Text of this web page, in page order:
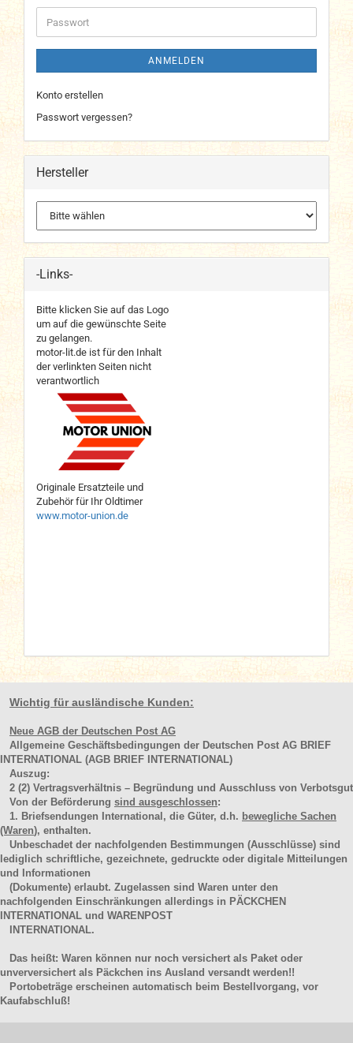
Adresse
Passwort
ANMELDEN
Konto erstellen
Passwort vergessen?
Hersteller
-Links-
Bitte klicken Sie auf das Logo
um auf die gewünschte Seite
zu gelangen.
motor-lit.de ist für den Inhalt
der verlinkten Seiten nicht
verantwortlich
Originale Ersatzteile und
Zubehör für Ihr Oldtimer
www.motor-union.de
Wichtig für ausländische Kunden:
Neue AGB der Deutschen Post AG
Allgemeine Geschäftsbedingungen der Deutschen Post AG BRIEF
INTERNATIONAL (AGB BRIEF INTERNATIONAL)
Auszug:
2 (2) Vertragsverhältnis – Begründung und Ausschluss von Verbotsgut
Von der Beförderung sind ausgeschlossen:
1. Briefsendungen International, die Güter, d.h. bewegliche Sachen
(Waren), enthalten.
Unbeschadet der nachfolgenden Bestimmungen (Ausschlüsse) sind
lediglich schriftliche, gezeichnete, gedruckte oder digitale Mitteilungen
und Informationen
(Dokumente) erlaubt. Zugelassen sind Waren unter den
nachfolgenden Einschränkungen allerdings in PÄCKCHEN
INTERNATIONAL und WARENPOST
INTERNATIONAL.
Das heißt: Waren können nur noch versichert als Paket oder
unverversichert als Päckchen ins Ausland versandt werden!!
Portobeträge erscheinen automatisch beim Bestellvorgang, vor
Kaufabschluß!